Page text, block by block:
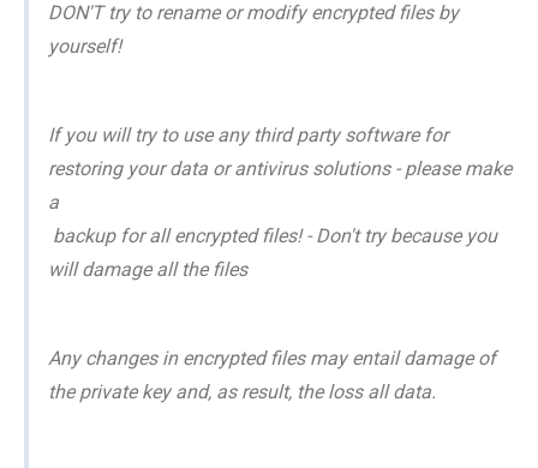
DON'T try to rename or modify encrypted files by
yourself!
If you will try to use any third party software for
restoring your data or antivirus solutions - please make
a
backup for all encrypted files! - Don't try because you
will damage all the files
Any changes in encrypted files may entail damage of
the private key and, as result, the loss all data.